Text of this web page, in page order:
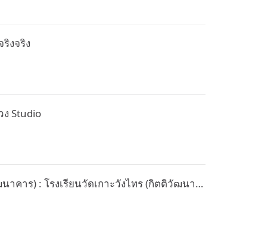
งจริง
Studio
าคาร) : โรงเรียนวัดเกาะวังไทร (กิตติวัฒนา